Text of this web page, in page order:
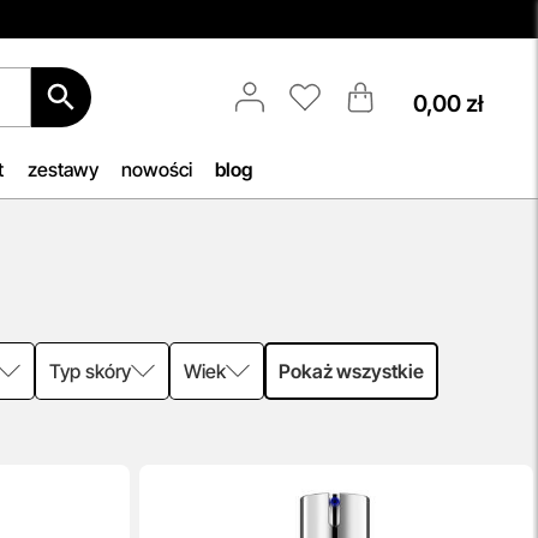
—
Aktualizacja Regulaminów
Korzystanie ze Sklepu Internetowego
lub Konta po tym terminie oznacza
0,00 zł
zestawy nowości blog
Typ skóry Wiek Pokaż wszystkie